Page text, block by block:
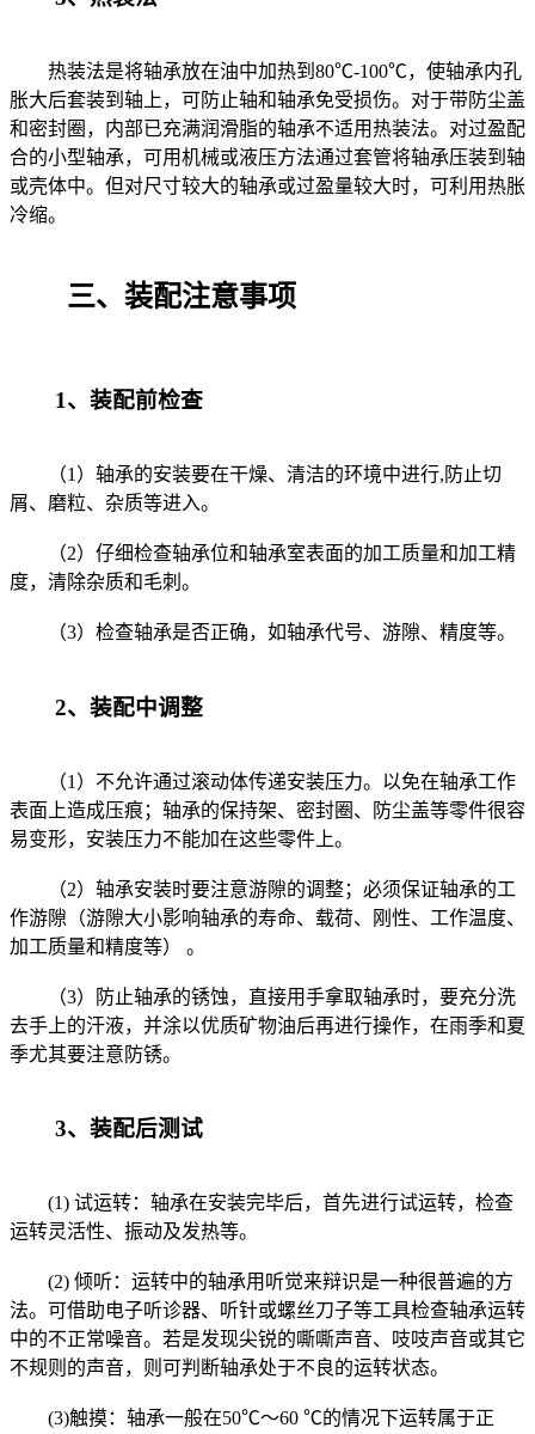
热装法是将轴承放在油中加热到80℃-100℃，使轴承内孔
胀大后套装到轴上，可防止轴和轴承免受损伤。对于带防尘盖
和密封圈，内部已充满润滑脂的轴承不适用热装法。对过盈配
合的小型轴承，可用机械或液压方法通过套管将轴承压装到轴
或壳体中。但对尺寸较大的轴承或过盈量较大时，可利用热胀
冷缩。
三、装配注意事项
1、装配前检查
（1）轴承的安装要在干燥、清洁的环境中进行,防止切
屑、磨粒、杂质等进入。
（2）仔细检查轴承位和轴承室表面的加工质量和加工精
度，清除杂质和毛刺。
（3）检查轴承是否正确，如轴承代号、游隙、精度等。
2、装配中调整
（1）不允许通过滚动体传递安装压力。以免在轴承工作
表面上造成压痕；轴承的保持架、密封圈、防尘盖等零件很容
易变形，安装压力不能加在这些零件上。
（2）轴承安装时要注意游隙的调整；必须保证轴承的工
作游隙（游隙大小影响轴承的寿命、载荷、刚性、工作温度、
加工质量和精度等） 。
（3）防止轴承的锈蚀，直接用手拿取轴承时，要充分洗
去手上的汗液，并涂以优质矿物油后再进行操作，在雨季和夏
季尤其要注意防锈。
3、装配后测试
(1) 试运转：轴承在安装完毕后，首先进行试运转，检查
运转灵活性、振动及发热等。
(2) 倾听：运转中的轴承用听觉来辩识是一种很普遍的方
法。可借助电子听诊器、听针或螺丝刀子等工具检查轴承运转
中的不正常噪音。若是发现尖锐的嘶嘶声音、吱吱声音或其它
不规则的声音，则可判断轴承处于不良的运转状态。
(3)触摸：轴承一般在50℃～60 ℃的情况下运转属于正